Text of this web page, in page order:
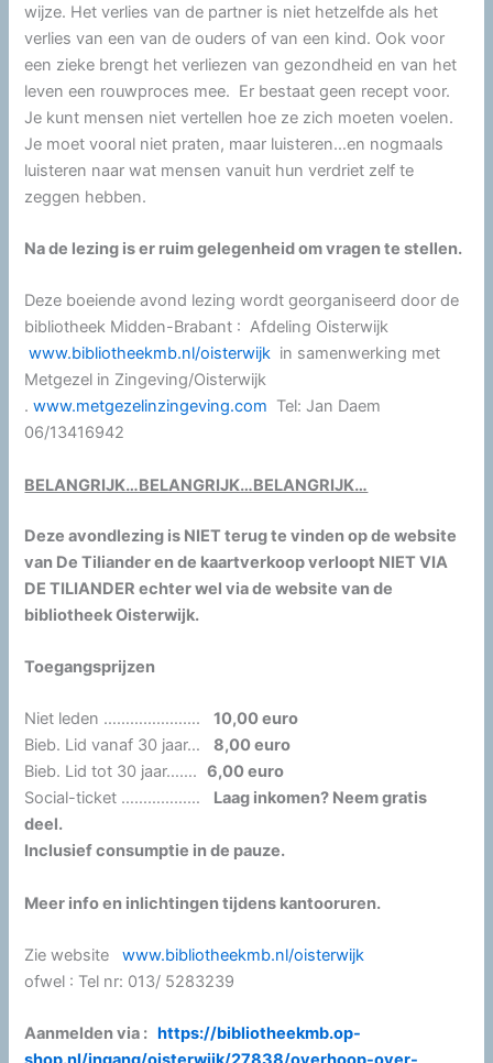
wijze. Het verlies van de partner is niet hetzelfde als het
verlies van een van de ouders of van een kind. Ook voor
een zieke brengt het verliezen van gezondheid en van het
leven een rouwproces mee. Er bestaat geen recept voor.
Je kunt mensen niet vertellen hoe ze zich moeten voelen.
Je moet vooral niet praten, maar luisteren…en nogmaals
luisteren naar wat mensen vanuit hun verdriet zelf te
zeggen hebben.
Na de lezing is er ruim gelegenheid om vragen te stellen.
Deze boeiende avond lezing wordt georganiseerd door de
bibliotheek Midden-Brabant : Afdeling Oisterwijk
www.bibliotheekmb.nl/oisterwijk in samenwerking met
Metgezel in Zingeving/Oisterwijk
.www.metgezelinzingeving.com Tel: Jan Daem
06/13416942
BELANGRIJK…BELANGRIJK…BELANGRIJK…
Deze avondlezing is NIET terug te vinden op de website
van De Tiliander en de kaartverkoop verloopt NIET VIA
DE TILIANDER echter wel via de website van de
bibliotheek Oisterwijk.
Toegangsprijzen
Niet leden ………………….10,00 euro
Bieb. Lid vanaf 30 jaar…8,00 euro
Bieb. Lid tot 30 jaar……. 6,00 euro
Social-ticket ……………… Laag inkomen? Neem gratis
deel.
Inclusief consumptie in de pauze.
Meer info en inlichtingen tijdens kantooruren.
Zie websitewww.bibliotheekmb.nl/oisterwijk
ofwel : Tel nr: 013/ 5283239
Aanmelden via :https://bibliotheekmb.op-